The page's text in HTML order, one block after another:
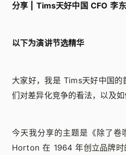
分享 | Tims天好中国 CFO 李东
以下为演讲节选精华
大家好，我是 Tims天好中国
们对差异化竞争的看法，以及
今天我分享的主题是《除了
Horton 在 1964 年创立品牌时